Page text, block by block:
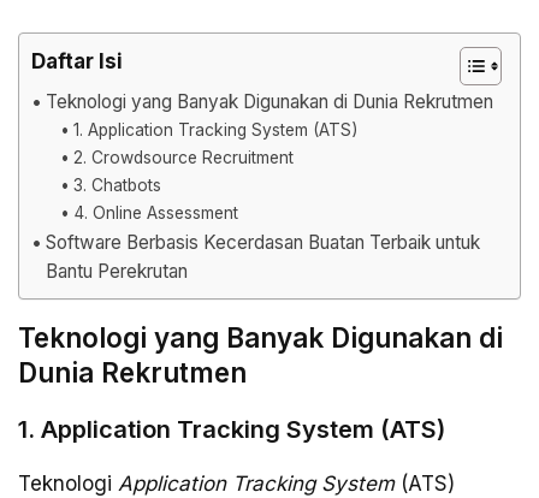
Daftar Isi
Teknologi yang Banyak Digunakan di Dunia Rekrutmen
1. Application Tracking System (ATS)
2. Crowdsource Recruitment
3. Chatbots
4. Online Assessment
Software Berbasis Kecerdasan Buatan Terbaik untuk
Bantu Perekrutan
Teknologi yang Banyak Digunakan di
Dunia Rekrutmen
1. Application Tracking System (ATS)
Teknologi Application Tracking System(ATS)